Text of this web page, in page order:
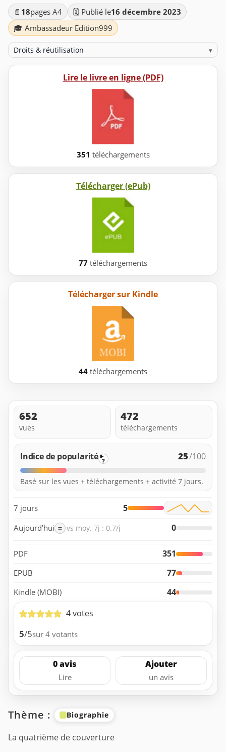
📄 18pages A4 🗓️ Publié le16 décembre 2023
🎓 Ambassadeur Edition999
Droits & réutilisation ▾
Lire le livre en ligne (PDF)
351 téléchargements
Télécharger (ePub)
77 téléchargements
Télécharger sur Kindle
44 téléchargements
652
vues
472
téléchargements
Indice de popularité ? 25/100
Basé sur les vues + téléchargements + activité 7 jours.
7 jours 5
Aujourd’hui = vs moy. 7j : 0.7/j 0
PDF 351
EPUB 77
Kindle (MOBI)
44
4 votes
5/5sur 4 votants
0 avis
Lire
Ajouter
un avis
Thème : Biographie
La quatrième de couverture